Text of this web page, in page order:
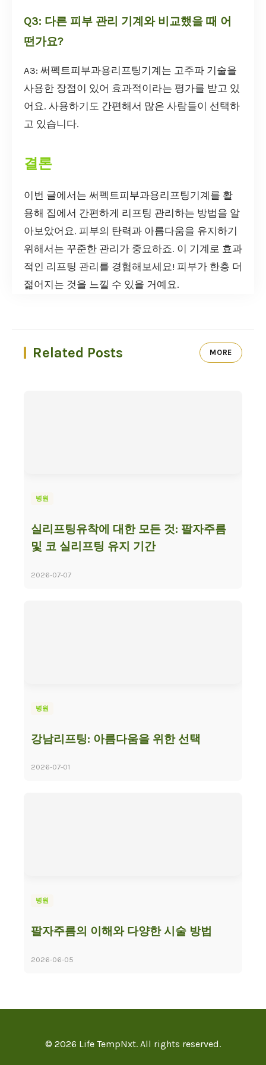
Q3: 다른 피부 관리 기계와 비교했을 때 어
떤가요?
A3: 써펙트피부과용리프팅기계는 고주파 기술을
사용한 장점이 있어 효과적이라는 평가를 받고 있
어요. 사용하기도 간편해서 많은 사람들이 선택하
고 있습니다.
결론
이번 글에서는 써펙트피부과용리프팅기계를 활
용해 집에서 간편하게 리프팅 관리하는 방법을 알
아보았어요. 피부의 탄력과 아름다움을 유지하기
위해서는 꾸준한 관리가 중요하죠. 이 기계로 효과
적인 리프팅 관리를 경험해보세요! 피부가 한층 더
젊어지는 것을 느낄 수 있을 거예요.
Related Posts MORE
병원
실리프팅유착에 대한 모든 것: 팔자주름
및 코 실리프팅 유지 기간
2026-07-07
병원
강남리프팅: 아름다움을 위한 선택
2026-07-01
병원
팔자주름의 이해와 다양한 시술 방법
2026-06-05
© 2026 Life TempNxt. All rights reserved.